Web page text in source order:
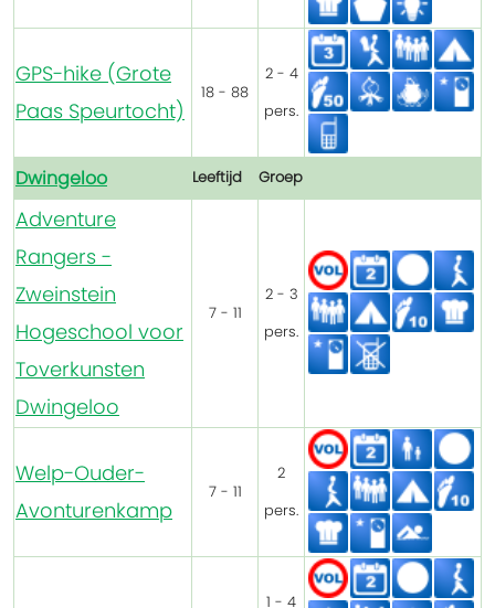
GPS-hike (Grote
Paas Speurtocht)
18 - 88
2 - 4
pers.
Dwingeloo Leeftijd Groep
Adventure
Rangers -
Zweinstein
Hogeschool voor
Toverkunsten
Dwingeloo
7 - 11
2 - 3
pers.
Welp-Ouder-
Avonturenkamp
7 - 11
2
pers.
1 - 4